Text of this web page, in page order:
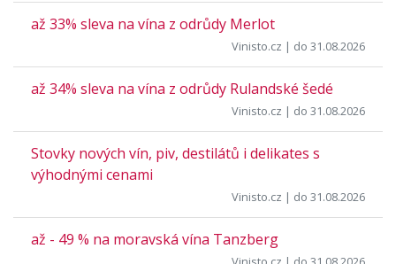
až 33% sleva na vína z odrůdy Merlot
Vinisto.cz | do 31.08.2026
až 34% sleva na vína z odrůdy Rulandské šedé
Vinisto.cz | do 31.08.2026
Stovky nových vín, piv, destilátů i delikates s
výhodnými cenami
Vinisto.cz | do 31.08.2026
až - 49 % na moravská vína Tanzberg